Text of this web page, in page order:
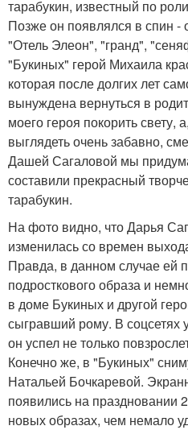
тарабукин, известный по
Позже он появлялся в спин
"Отель Элеон", "гранд",
"Букиных" герой Михаила
которая после долгих лет
вынуждена вернуться в
моего героя покорить свету,
выглядеть очень забавно,
Дашей Сагаловой мы
составили прекрасный
тарабукин.
На фото видно, что Дарья
изменилась со времен
Правда, в данном случае ей
подросткового образа и
в доме Букиных и другой
сыгравший рому. В соцсетях
он успел не только
Конечно же, в "Букиных"
Натальей Бочкаревой.
появились на праздновании
новых образах, чем немало